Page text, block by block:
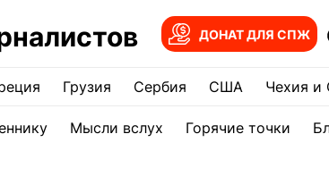
ДОНАТ ДЛЯ СПЖ
Грузия Сербия США Чехия и
Мысли вслух Горячие точки